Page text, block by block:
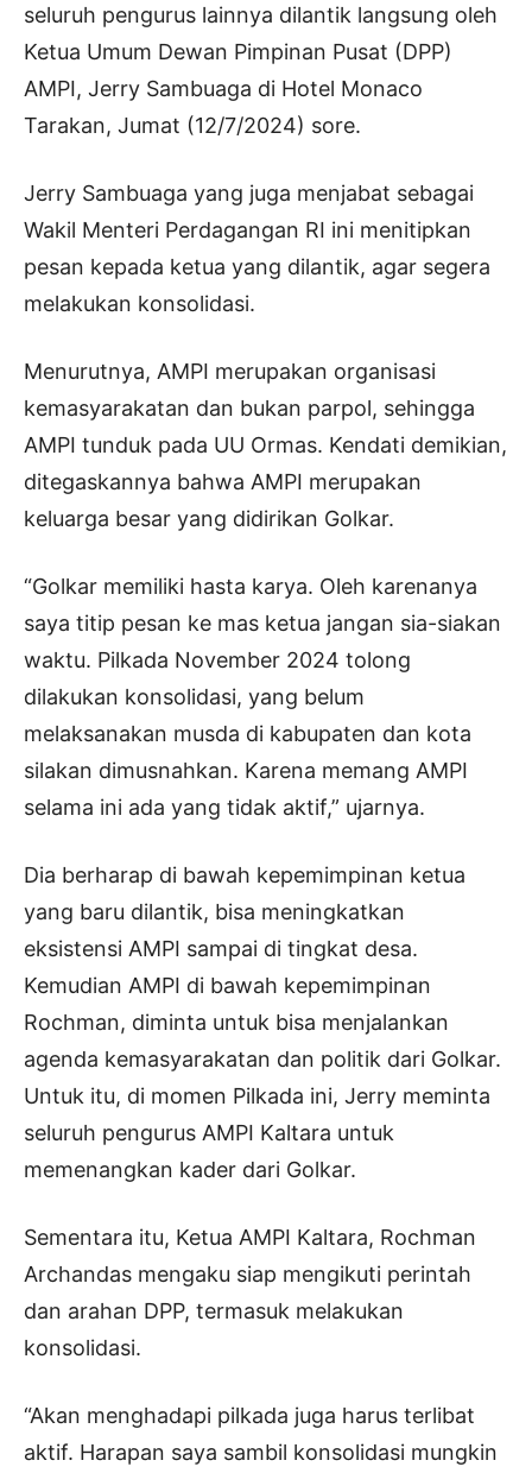
seluruh pengurus lainnya dilantik langsung oleh
Ketua Umum Dewan Pimpinan Pusat (DPP)
AMPI, Jerry Sambuaga di Hotel Monaco
Tarakan, Jumat (12/7/2024) sore.
Jerry Sambuaga yang juga menjabat sebagai
Wakil Menteri Perdagangan RI ini menitipkan
pesan kepada ketua yang dilantik, agar segera
melakukan konsolidasi.
Menurutnya, AMPI merupakan organisasi
kemasyarakatan dan bukan parpol, sehingga
AMPI tunduk pada UU Ormas. Kendati demikian,
ditegaskannya bahwa AMPI merupakan
keluarga besar yang didirikan Golkar.
“Golkar memiliki hasta karya. Oleh karenanya
saya titip pesan ke mas ketua jangan sia-siakan
waktu. Pilkada November 2024 tolong
dilakukan konsolidasi, yang belum
melaksanakan musda di kabupaten dan kota
silakan dimusnahkan. Karena memang AMPI
selama ini ada yang tidak aktif,” ujarnya.
Dia berharap di bawah kepemimpinan ketua
yang baru dilantik, bisa meningkatkan
eksistensi AMPI sampai di tingkat desa.
Kemudian AMPI di bawah kepemimpinan
Rochman, diminta untuk bisa menjalankan
agenda kemasyarakatan dan politik dari Golkar.
Untuk itu, di momen Pilkada ini, Jerry meminta
seluruh pengurus AMPI Kaltara untuk
memenangkan kader dari Golkar.
Sementara itu, Ketua AMPI Kaltara, Rochman
Archandas mengaku siap mengikuti perintah
dan arahan DPP, termasuk melakukan
konsolidasi.
“Akan menghadapi pilkada juga harus terlibat
aktif. Harapan saya sambil konsolidasi mungkin